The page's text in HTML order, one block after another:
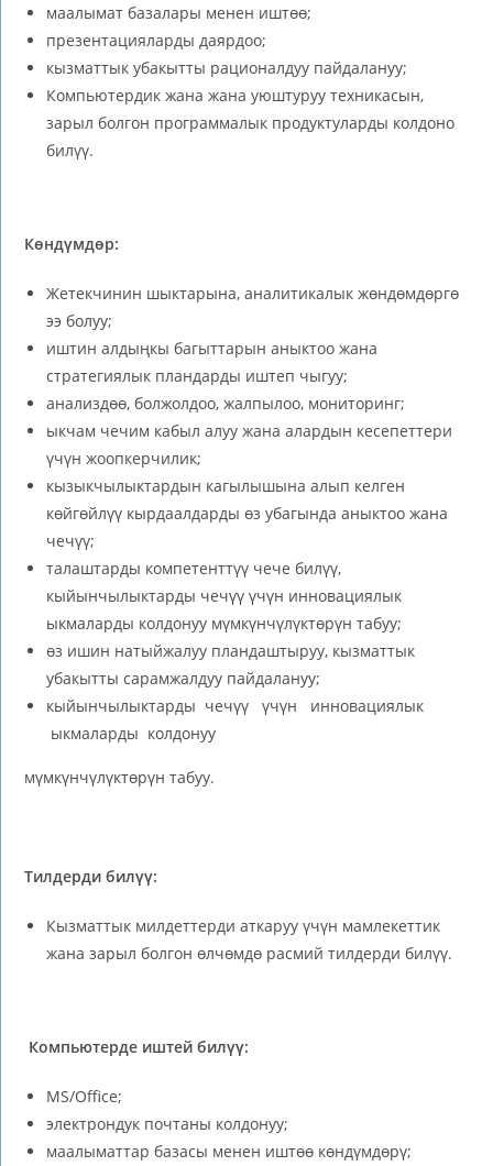
маалымат базалары менен иштөө;
презентацияларды даярдоо;
кызматтык убакытты рационалдуу пайдалануу;
Компьютердик жана жана уюштуруу техникасын,
зарыл болгон программалык продуктуларды колдоно
билүү.
Көндүмдөр:
Жетекчинин шыктарына, аналитикалык жөндөмдөргө
ээ болуу;
иштин алдыңкы багыттарын аныктоо жана
стратегиялык пландарды иштеп чыгуу;
анализдөө, болжолдоо, жалпылоо, мониторинг;
ыкчам чечим кабыл алуу жана алардын кесепеттери
үчүн жоопкерчилик;
кызыкчылыктардын кагылышына алып келген
көйгөйлүү кырдаалдарды өз убагында аныктоо жана
чечүү;
талаштарды компетенттүү чече билүү,
кыйынчылыктарды чечүү үчүн инновациялык
ыкмаларды колдонуу мүмкүнчүлүктөрүн табуу;
өз ишин натыйжалуу пландаштыруу, кызматтык
убакытты сарамжалдуу пайдалануу;
кыйынчылыктарды чечүү үчүн инновациялык
ыкмаларды колдонуу
мүмкүнчүлүктөрүн табуу.
Тилдерди билүү:
Кызматтык милдеттерди аткаруу үчүн мамлекеттик
жана зарыл болгон өлчөмдө расмий тилдерди билүү.
Компьютерде иштей билүү:
MS/Office;
электрондук почтаны колдонуу;
маалыматтар базасы менен иштөө көндүмдөрү;